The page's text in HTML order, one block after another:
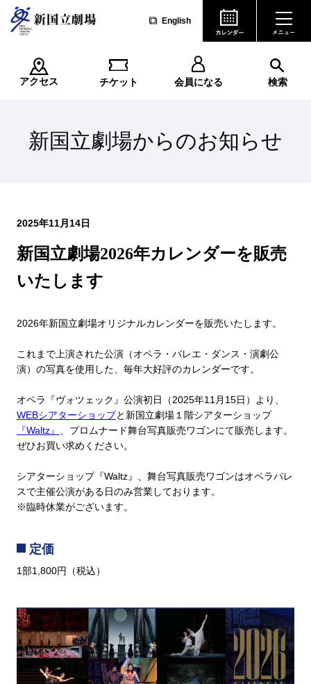
English
アクセス チケット 会員になる 検索
新国立劇場からのお知らせ
2025年11月14日
新国立劇場2026年カレンダーを販売
いたします
2026年新国立劇場オリジナルカレンダーを販売いたします。
これまで上演された公演（オペラ・バレエ・ダンス・演劇公
演）の写真を使用した、毎年大好評のカレンダーです。
オペラ『ヴォツェック』公演初日（2025年11月15日）より、
WEBシアターショップと新国立劇場１階シアターショップ
『Waltz』
、プロムナード舞台写真販売ワゴンにて販売します。
ぜひお買い求めください。
シアターショップ『Waltz』、舞台写真販売ワゴンはオペラパレ
スで主催公演がある日のみ営業しております。
※臨時休業がございます。
定価
1部1,800円（税込）